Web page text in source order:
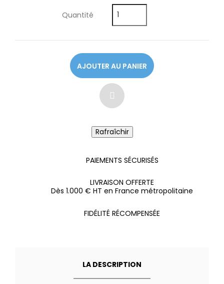
Quantité
AJOUTER AU PANIER
PAIEMENTS SÉCURISÉS
LIVRAISON OFFERTE
Dès 1.000 € HT en France métropolitaine
FIDÉLITÉ RÉCOMPENSÉE
LA DESCRIPTION